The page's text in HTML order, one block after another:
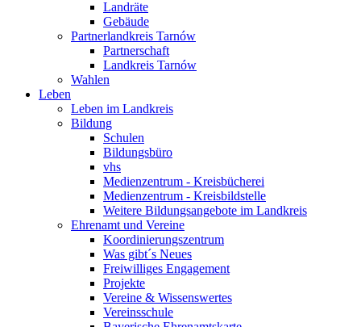
Landräte
Gebäude
Partnerlandkreis Tarnów
Partnerschaft
Landkreis Tarnów
Wahlen
Leben
Leben im Landkreis
Bildung
Schulen
Bildungsbüro
vhs
Medienzentrum - Kreisbücherei
Medienzentrum - Kreisbildstelle
Weitere Bildungsangebote im Landkreis
Ehrenamt und Vereine
Koordinierungszentrum
Was gibt´s Neues
Freiwilliges Engagement
Projekte
Vereine & Wissenswertes
Vereinsschule